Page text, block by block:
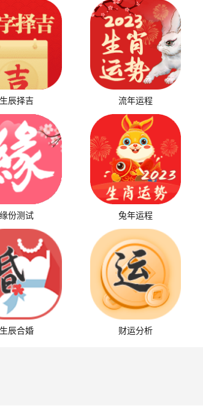
生辰择吉 流年运程
缘份测试 兔年运程
生辰合婚 财运分析